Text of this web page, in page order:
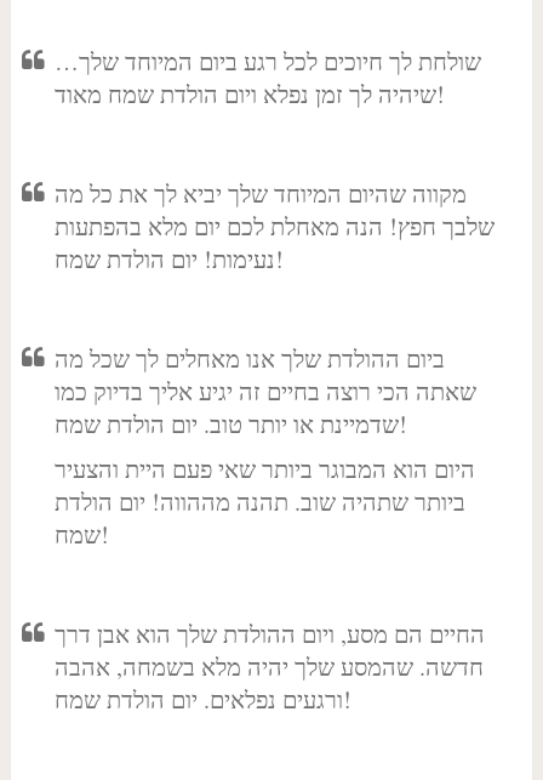
שולחת לך חיוכים לכל רגע ביום המיוחד שלך…
שיהיה לך זמן נפלא ויום הולדת שמח מאוד!
מקווה שהיום המיוחד שלך יביא לך את כל מה
שלבך חפץ! הנה מאחלת לכם יום מלא בהפתעות
נעימות! יום הולדת שמח!
ביום ההולדת שלך אנו מאחלים לך שכל מה
שאתה הכי רוצה בחיים זה יגיע אליך בדיוק כמו
שדמיינת או יותר טוב. יום הולדת שמח!
היום הוא המבוגר ביותר שאי פעם היית והצעיר
ביותר שתהיה שוב. תהנה מההווה! יום הולדת
שמח!
החיים הם מסע, ויום ההולדת שלך הוא אבן דרך
חדשה. שהמסע שלך יהיה מלא בשמחה, אהבה
ורגעים נפלאים. יום הולדת שמח!